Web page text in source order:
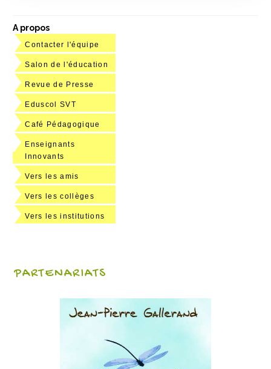
A propos
Contacter l'équipe
Salon de l'éducation
Revue de Presse
Eduscol SVT
Café Pédagogique
Enseignants
Innovants
Vers les amis
Vers les collèges
Vers les institutions
PARTENARIATS